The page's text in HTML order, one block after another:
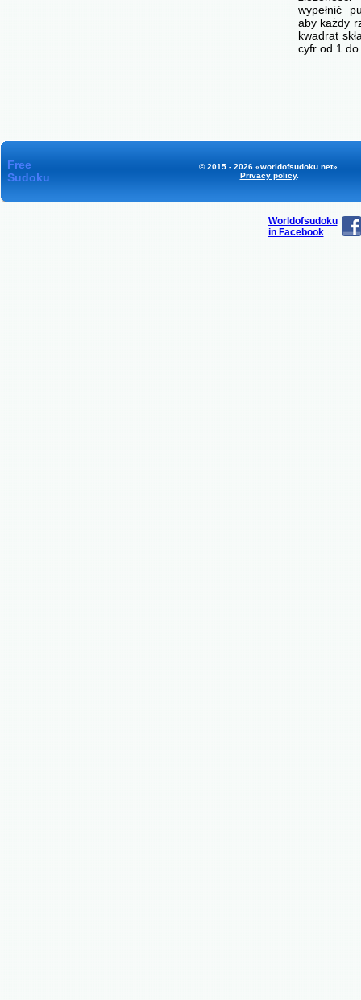
wypełnić
aby każdy
kwadrat
cyfr od 1
Free
Sudoku
© 2015 - 2026 «worldofsudoku.net».
Privacy policy.
Worldofsudoku
in Facebook